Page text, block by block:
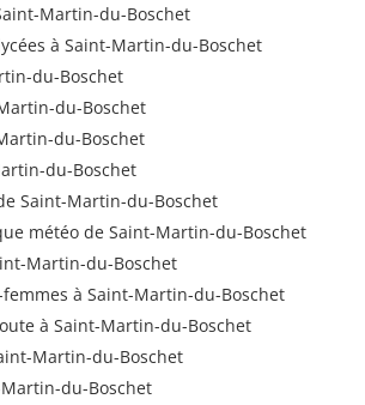
Martin-du-Boschet
à Saint-Martin-du-Boschet
du-Boschet
du-Boschet
du-Boschet
du-Boschet
Saint-Martin-du-Boschet
météo de Saint-Martin-du-Boschet
Martin-du-Boschet
à Saint-Martin-du-Boschet
à Saint-Martin-du-Boschet
Martin-du-Boschet
du-Boschet